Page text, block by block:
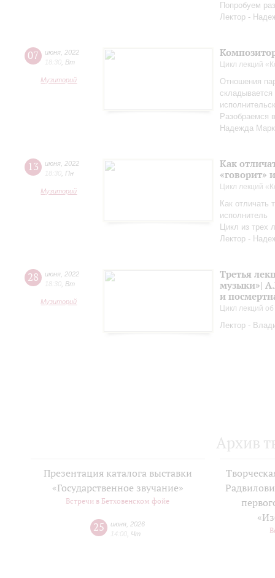
Попробуем
Лектор -
07 июня 2022
18:30 Вт
Музиторий
Цикл лекций
Отношения
Разобраемся
Надежда
13 июня 2022
18:30 Пн
Музиторий
Как
«говорит»
Цикл лекций
Как отличать
исполнитель
Цикл из трех
Лектор -
28 июня 2022
18:30 Вт
Музиторий
Третья
музыки»|
и
Цикл лекций
Лектор -
Архив
Презентация каталога выставки
«Государственное звучание»
Встречи в Бетховенском фойе
25 июня 2026
14:00 Чт